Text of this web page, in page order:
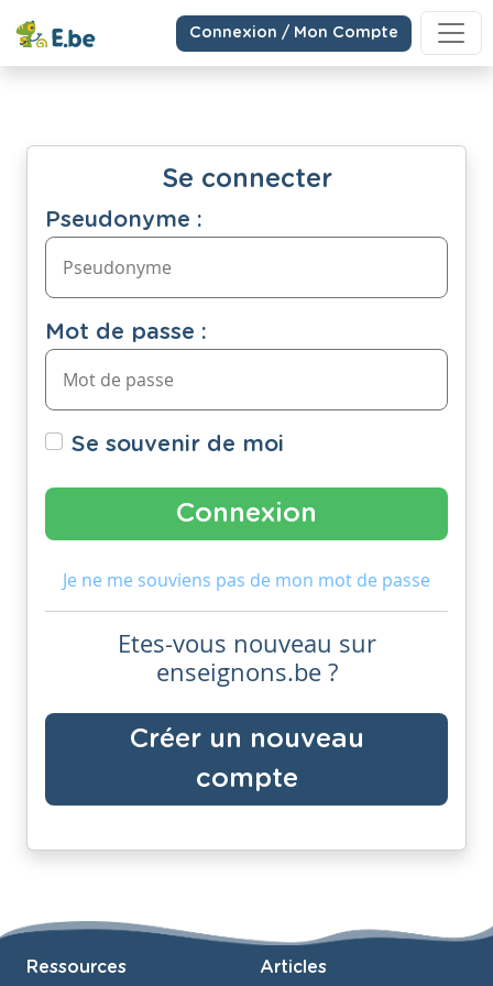
Connexion / Mon Compte
Se connecter
Pseudonyme :
Mot de passe :
Se souvenir de moi
Je ne me souviens pas de mon mot de passe
Etes-vous nouveau sur
enseignons.be ?
Créer un nouveau
compte
Ressources Articles